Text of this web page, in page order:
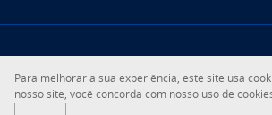
© 2026IONOS SE
RSS LinkedIntiktok Instagram
Para melhorar a sua ex­pe­ri­ên­cia, este site usa
nosso site, você concorda com nosso uso de